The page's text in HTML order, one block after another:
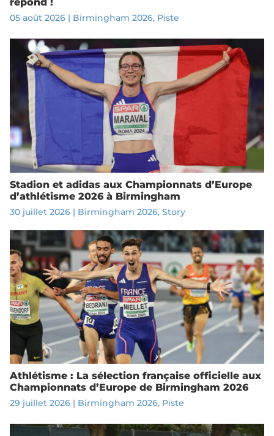
05 août 2026| Birmingham 2026, Piste
Stadion et adidas aux Championnats d’Europe
d’athlétisme 2026 à Birmingham
30 juillet 2026| Birmingham 2026, Story
Athlétisme : La sélection française officielle aux
Championnats d’Europe de Birmingham 2026
29 juillet 2026| Birmingham 2026, Piste